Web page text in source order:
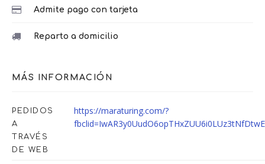
Admite pago con tarjeta
Reparto a domicilio
MÁS INFORMACIÓN
PEDIDOS
A
TRAVÉS
DE WEB
https://maraturing.com/?